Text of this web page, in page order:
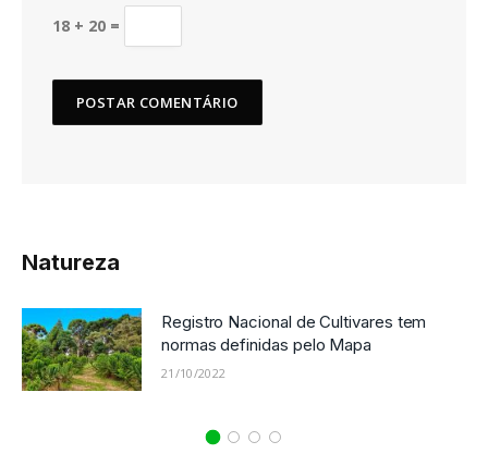
18 + 20 =
Natureza
Registro Nacional de Cultivares tem
normas definidas pelo Mapa
21/10/2022